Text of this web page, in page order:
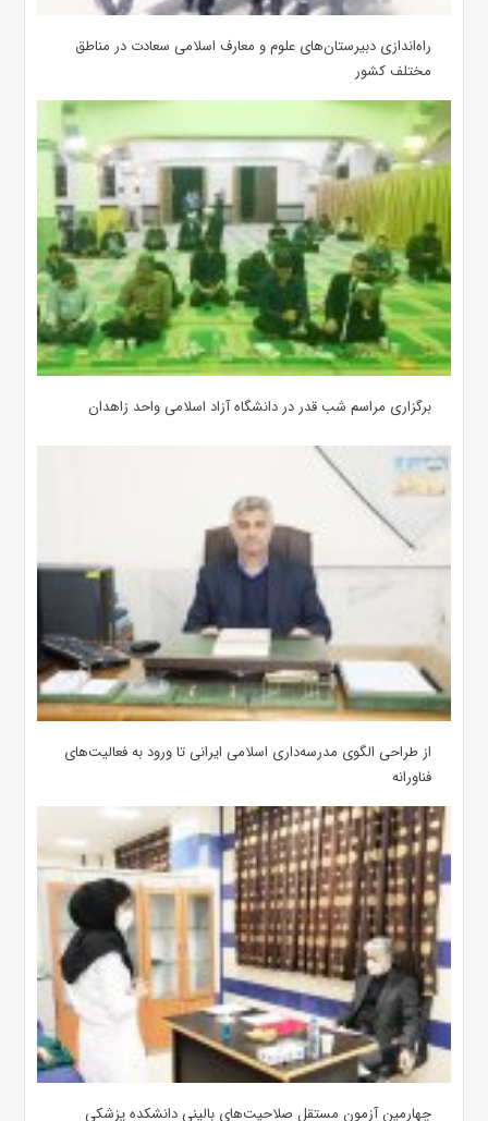
‌راه‌اندازی دبیرستان‌های علوم و معارف اسلامی سعادت در مناطق
مختلف کشور
برگزاری مراسم شب قدر در دانشگاه آزاد اسلامی واحد زاهدان
از طراحی الگوی مدرسه‌داری اسلامی ایرانی تا ورود به فعالیت‌های
فناورانه
چهارمین آزمون مستقل صلاحیت‌های بالینی دانشکده پزشکی